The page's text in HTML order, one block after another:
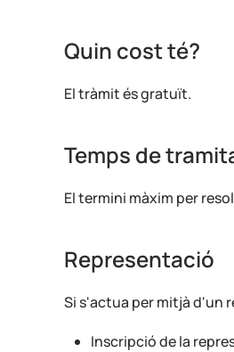
Quin cost té?
El tràmit és gratuït.
Temps de
El termini màxim per
Representació
Si s'actua per mitjà d'un
Inscripció de la